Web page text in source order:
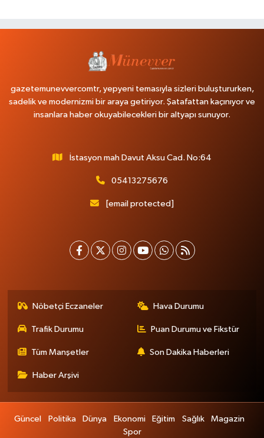
gazetemunevvercomtr, yepyeni temasıyla sizleri buluştururken,
sadelik ve modernizmi bir araya getiriyor. Şatafattan kaçınıyor ve
insanlara haber okuyabilecekleri bir altyapı sunuyor.
İstasyon mah Davut Aksu Cad. No:64
05413275676
[email protected]
Nöbetçi Eczaneler Hava Durumu
Trafik Durumu Puan Durumu ve Fikstür
Tüm Manşetler Son Dakika Haberleri
Haber Arşivi
Güncel Politika Dünya Ekonomi Eğitim Sağlık
Magazin
Spor